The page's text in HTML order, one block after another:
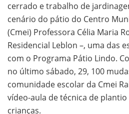
cerrado e trabalho de
cenário do pátio do Centro
(Cmei) Professora Célia Maria
Residencial Leblon –, uma das
com o Programa Pátio Lindo.
no último sábado, 29, 100
comunidade escolar da Cmei
vídeo-aula de técnica de
crianças.